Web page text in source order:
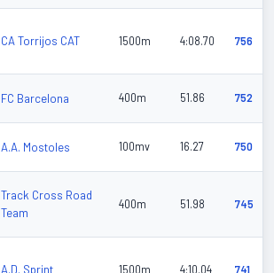
CA Torrijos CAT 1500m 4:08.70 756
FC Barcelona 400m 51.86 752
A.A. Mostoles 100mv 16.27 750
Track Cross Road
Team
400m 51.98 745
A.D. Sprint 1500m 4:10.04 741